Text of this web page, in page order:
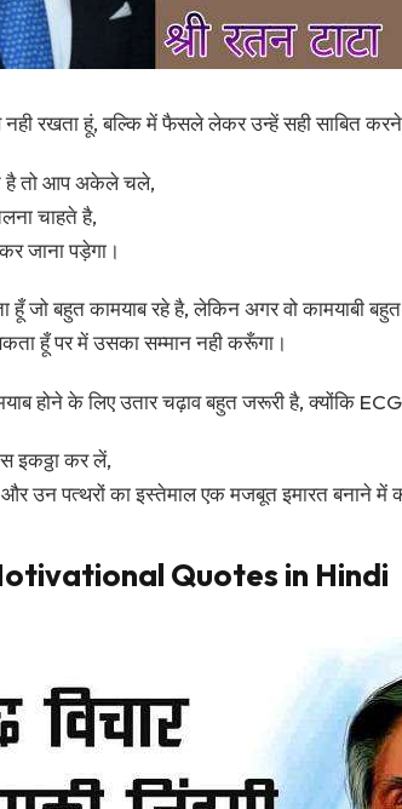
रखता हूं, बल्कि में फैसले लेकर उन्हें सही साबित करने
है तो आप अकेले चले,
चाहते है,
जाना पड़ेगा।
हूँ जो बहुत कामयाब रहे है, लेकिन अगर वो कामयाबी बहुत
हूँ पर में उसका सम्मान नही करूँगा।
होने के लिए उतार चढ़ाव बहुत जरूरी है, क्योंकि
इकठ्ठा कर लें,
उन पत्थरों का इस्तेमाल एक मजबूत इमारत बनाने में
Quotes in Hindi